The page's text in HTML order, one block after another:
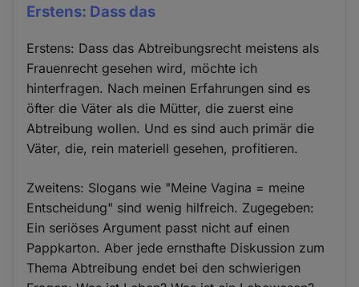
Erstens: Dass das
Erstens: Dass das Abtreibungsrecht meistens als
Frauenrecht gesehen wird, möchte ich
hinterfragen. Nach meinen Erfahrungen sind es
öfter die Väter als die Mütter, die zuerst eine
Abtreibung wollen. Und es sind auch primär die
Väter, die, rein materiell gesehen, profitieren.
Zweitens: Slogans wie "Meine Vagina = meine
Entscheidung" sind wenig hilfreich. Zugegeben:
Ein seriöses Argument passt nicht auf einen
Pappkarton. Aber jede ernsthafte Diskussion zum
Thema Abtreibung endet bei den schwierigen